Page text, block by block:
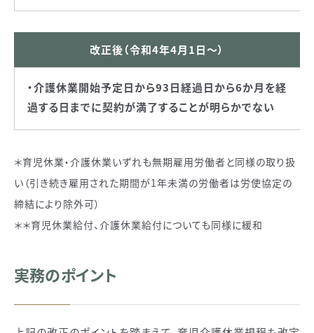
改正後（令和4年4月1日～）
・介護休業開始予定日から93日経過日から6か月を経
過する日までに契約が満了することが明らかでない
＊育児休業・介護休業いずれも無期雇用労働者と同様の取り扱
い（引き続き雇用された期間が1年未満の労働者は労使協定の
締結により除外可）
＊＊育児休業給付、介護休業給付についても同様に緩和
実務のポイント